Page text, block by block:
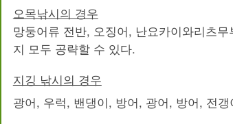
오목낚시의 경우
망둥어류 전반, 오징어, 난요카이와리츠
지 모두 공략할 수 있다.
지깅 낚시의 경우
광어, 우럭, 밴댕이, 방어, 광어, 방어, 전